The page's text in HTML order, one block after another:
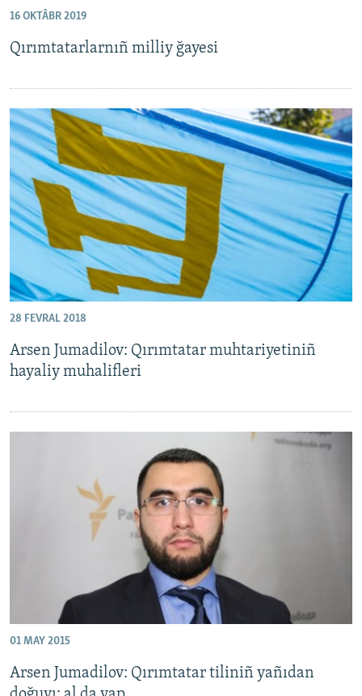
16 OKTÂBR 2019
Qırımtatarlarnıñ milliy ğayesi
28 FEVRAL 2018
Arsen Jumadilov: Qırımtatar muhtariyetiniñ
hayaliy muhalifleri
01 MAY 2015
Arsen Jumadilov: Qırımtatar tiliniñ yañıdan